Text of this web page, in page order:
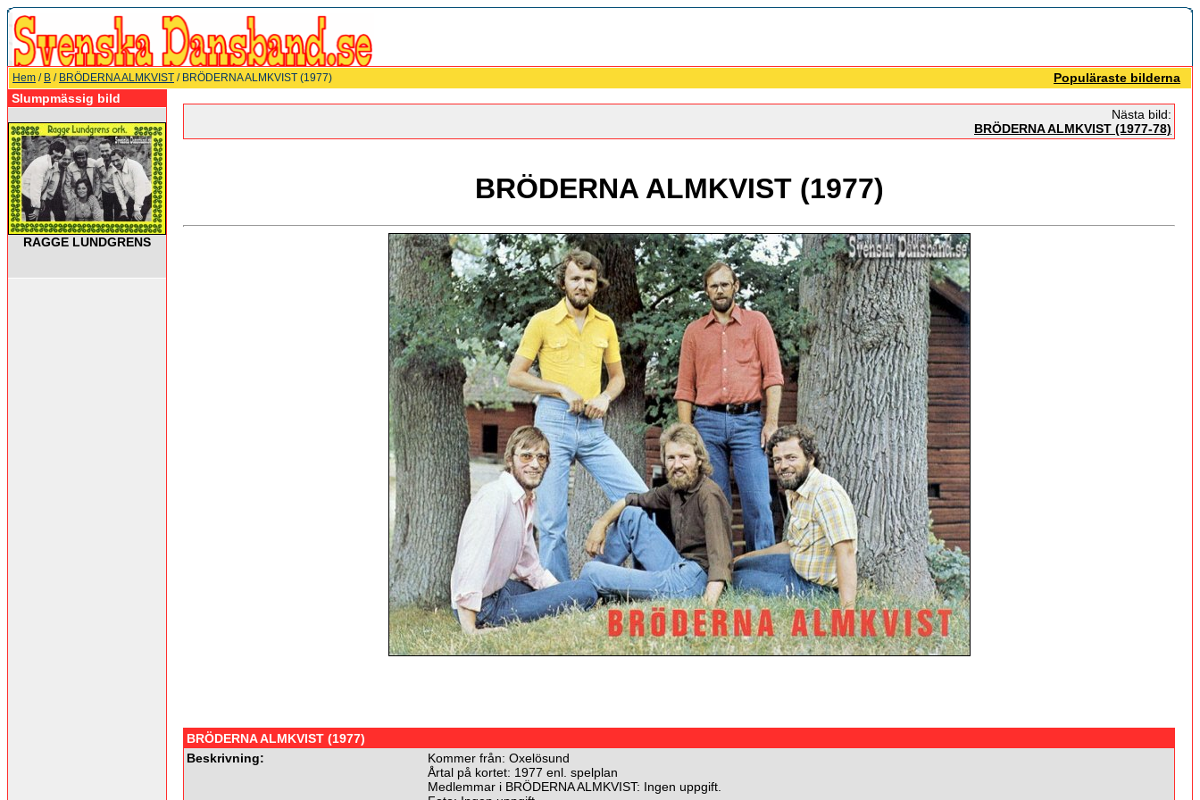
Hem / B / BRÖDERNA ALMKVIST / BRÖDERNA ALMKVIST (1977)
Populäraste bilderna
Slumpmässig bild
RAGGE LUNDGRENS
Nästa bild:
BRÖDERNA ALMKVIST (1977-78)
BRÖDERNA ALMKVIST (1977)
BRÖDERNA ALMKVIST (1977)
Beskrivning:
Kommer från: Oxelösund
Årtal på kortet: 1977 enl. spelplan
Medlemmar i BRÖDERNA ALMKVIST: Ingen uppgift.